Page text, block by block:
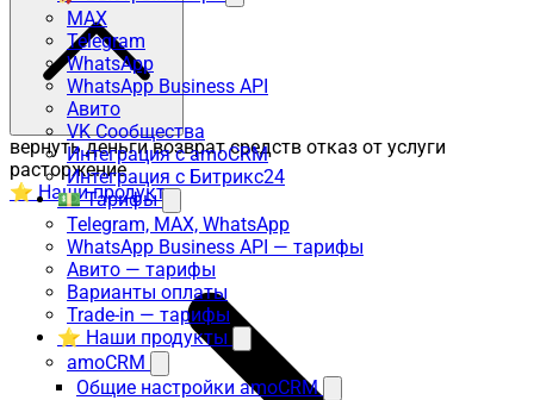
MAX
Telegram
WhatsApp
WhatsApp Business API
Авито
VK Сообщества
Интеграция с amoCRM
Интеграция с Битрикс24
💵 Тарифы
Telegram, MAX, WhatsApp
WhatsApp Business API — тарифы
Авито — тарифы
Варианты оплаты
Trade-in — тарифы
⭐ Наши продукты
amoCRM
Общие настройки amoCRM
вернуть деньги возврат средств отказ от услуги
расторжение
⭐ Наши продукты